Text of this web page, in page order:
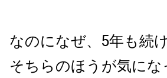
なのになぜ、5年も続
そちらのほうが気にな